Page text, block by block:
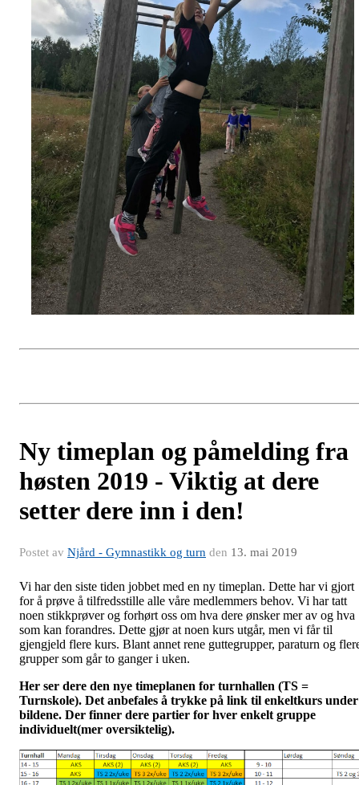
Ny timeplan og påmelding fra
høsten 2019 - Viktig at dere
setter dere inn i den!
Postet av Njård - Gymnastikk og turn den 13. mai 2019
Vi har den siste tiden jobbet med en ny timeplan. Dette har vi gjort
for å prøve å tilfredsstille alle våre medlemmers behov. Vi har tatt
noen stikkprøver og forhørt oss om hva dere ønsker mer av og hva
som kan forandres. Dette gjør at noen kurs utgår, men vi får til
gjengjeld flere kurs. Blant annet rene guttegrupper, paraturn og
grupper som går to ganger i uken.
Her ser dere den nye timeplanen for turnhallen (TS =
Turnskole). Det anbefales å trykke på link til enkeltkurs under
bildene. Der finner dere partier for hver enkelt gruppe
individuelt(mer oversiktelig).